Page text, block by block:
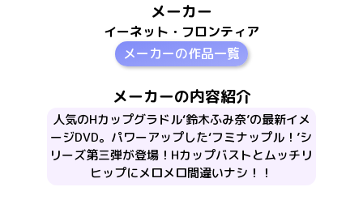
メーカー
イーネット・フロンティア
メーカーの作品一覧
メーカーの内容紹介
人気のHカップグラドル‘鈴木ふみ奈’の最新イメ
ージDVD。パワーアップした‘フミナップル！’シ
リーズ第三弾が登場！Hカップバストとムッチリ
ヒップにメロメロ間違いナシ！！